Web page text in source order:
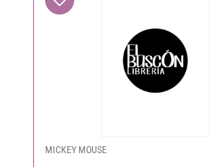
MICKEY MOUSE